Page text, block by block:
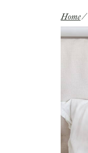
Home